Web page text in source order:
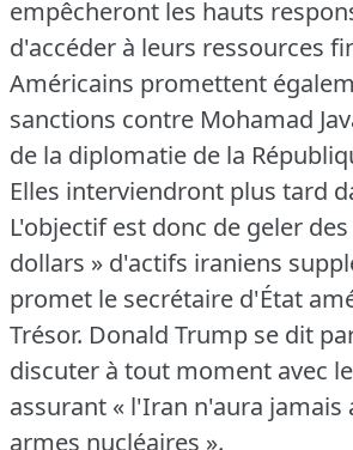
empêcheront les hauts
d'accéder à leurs ressources
Américains promettent
sanctions contre Mohamad
de la diplomatie de la
Elles interviendront plus tard
L'objectif est donc de geler
dollars » d'actifs iraniens
promet le secrétaire d'État
Trésor. Donald Trump se dit
discuter à tout moment avec
assurant « l'Iran n'aura jamais
armes nucléaires ».